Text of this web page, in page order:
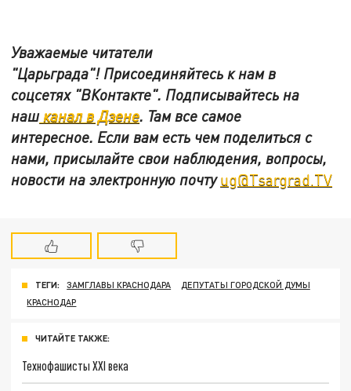
Уважаемые читатели
"Царьграда"! Присоединяйтесь к нам в
соцсетях "ВКонтакте". Подписывайтесь на
нашканал в Дзене. Там все самое
интересное. Если вам есть чем поделиться с
нами, присылайте свои наблюдения, вопросы,
новости на электронную почтуug@Tsargrad.TV
ТЕГИ: ЗАМГЛАВЫ КРАСНОДАРА
ДЕПУТАТЫ ГОРОДСКОЙ ДУМЫ
КРАСНОДАР
ЧИТАЙТЕ ТАКЖЕ:
Технофашисты XXI века